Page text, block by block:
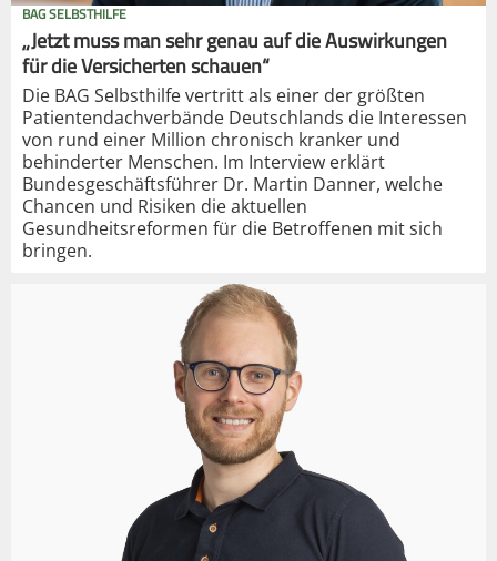
BAG SELBSTHILFE
„Jetzt muss man sehr genau auf die Auswirkungen
für die Versicherten schauen“
Die BAG Selbsthilfe vertritt als einer der größten
Patientendachverbände Deutschlands die Interessen
von rund einer Million chronisch kranker und
behinderter Menschen. Im Interview erklärt
Bundesgeschäftsführer Dr. Martin Danner, welche
Chancen und Risiken die aktuellen
Gesundheitsreformen für die Betroffenen mit sich
bringen.